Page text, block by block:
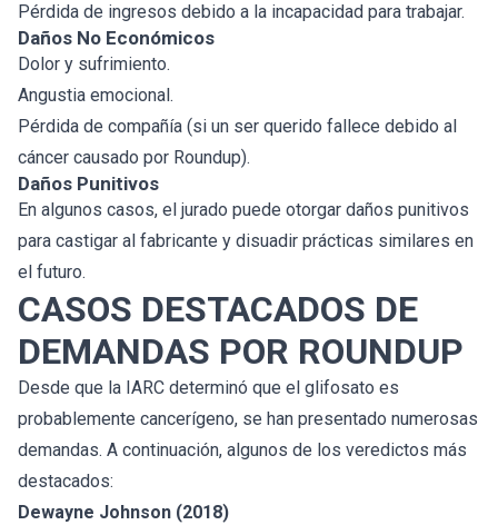
Pérdida de ingresos debido a la incapacidad para trabajar.
Daños No Económicos
Dolor y sufrimiento.
Angustia emocional.
Pérdida de compañía (si un ser querido fallece debido al
cáncer causado por Roundup).
Daños Punitivos
En algunos casos, el jurado puede otorgar daños punitivos
para castigar al fabricante y disuadir prácticas similares en
el futuro.
CASOS DESTACADOS DE
DEMANDAS POR ROUNDUP
Desde que la IARC determinó que el glifosato es
probablemente cancerígeno, se han presentado numerosas
demandas. A continuación, algunos de los veredictos más
destacados:
Dewayne Johnson (2018)